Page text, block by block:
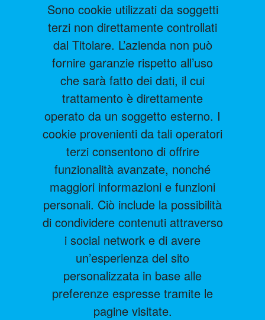
Sono cookie utilizzati da soggetti
terzi non direttamente controllati
dal Titolare. L’azienda non può
fornire garanzie rispetto all’uso
che sarà fatto dei dati, il cui
trattamento è direttamente
operato da un soggetto esterno. I
cookie provenienti da tali operatori
terzi consentono di offrire
funzionalità avanzate, nonché
maggiori informazioni e funzioni
personali. Ciò include la possibilità
di condividere contenuti attraverso
i social network e di avere
un’esperienza del sito
personalizzata in base alle
preferenze espresse tramite le
pagine visitate.